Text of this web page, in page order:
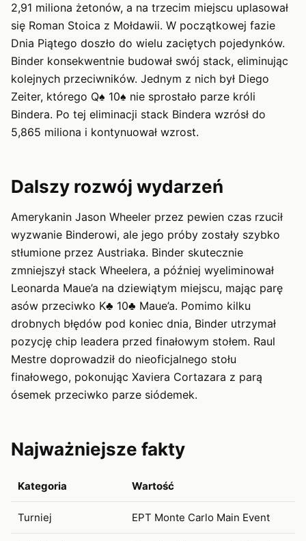
2,91 miliona żetonów, a na trzecim miejscu uplasował
się Roman Stoica z Mołdawii. W początkowej fazie
Dnia Piątego doszło do wielu zaciętych pojedynków.
Binder konsekwentnie budował swój stack, eliminując
kolejnych przeciwników. Jednym z nich był Diego
Zeiter, którego Q♠ 10♠ nie sprostało parze króli
Bindera. Po tej eliminacji stack Bindera wzrósł do
5,865 miliona i kontynuował wzrost.
Dalszy rozwój wydarzeń
Amerykanin Jason Wheeler przez pewien czas rzucił
wyzwanie Binderowi, ale jego próby zostały szybko
stłumione przez Austriaka. Binder skutecznie
zmniejszył stack Wheelera, a później wyeliminował
Leonarda Maue’a na dziewiątym miejscu, mając parę
asów przeciwko K♣ 10♣ Maue’a. Pomimo kilku
drobnych błędów pod koniec dnia, Binder utrzymał
pozycję chip leadera przed finałowym stołem. Raul
Mestre doprowadził do nieoficjalnego stołu
finałowego, pokonując Xaviera Cortazara z parą
ósemek przeciwko parze siódemek.
Najważniejsze fakty
Kategoria Wartość
Turniej EPT Monte Carlo Main Event